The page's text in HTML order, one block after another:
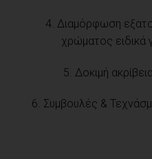
4. Διαμόρφωση
χρώματος ειδικά
5. Δοκιμή
6. Συμβουλές &